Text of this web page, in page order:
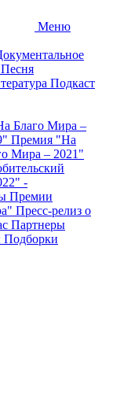
Меню
Песня
Подкаст
Благо Мира –
Премия "На
Мира – 2021"
-
Премии
Пресс-релиз о
Партнеры
Подборки